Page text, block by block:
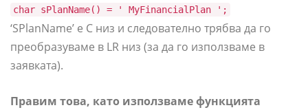
char sPlanName() = ' MyFinancialPlan ';
‘SPlanName’ е C низ и следователно трябва да го
преобразуваме в LR низ (за да го използваме в
заявката).
Правим това, като използваме функцията